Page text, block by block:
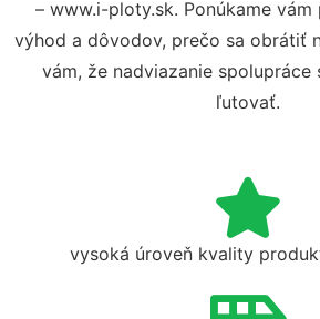
– www.i-ploty.sk. Ponúkame
výhod a dôvodov, prečo sa obrátiť
vám, že nadviazanie spolupráce
ľutovať.
vysoká úroveň kvality